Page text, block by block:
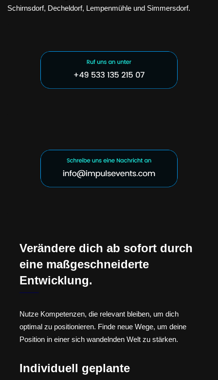
Schirnsdorf, Decheldorf, Lempenmühle und Simmersdorf.
Verändere dich ab sofort durch
eine maßgeschneiderte
Entwicklung.
Nutze Kompetenzen, die relevant bleiben, um dich
optimal zu positionieren. Finde neue Wege, um deine
Position in einer sich wandelnden Welt zu stärken.
Individuell geplante